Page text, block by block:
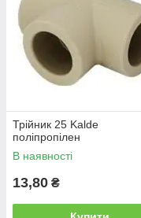
Трійник 25 Kalde
поліпропілен
В наявності
13,80 ₴